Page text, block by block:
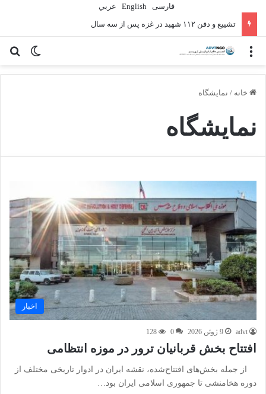
فارسی English
عربي
تشییع و دفن ۱۱۲ شهید در غزه پس از سه سال
تغییر منو
خانه / نمایشگاه
نمایشگاه
اخبار
advt 9 ژوئن 2026 0
128
افتتاح بخش قربانیان ترور در موزه انتظامی
از جمله بخش‌های افتتاح‌شده، نقشه ایران در ادوار تاریخی مختلف از
دوره هخامنشی تا جمهوری اسلامی ایران بود…